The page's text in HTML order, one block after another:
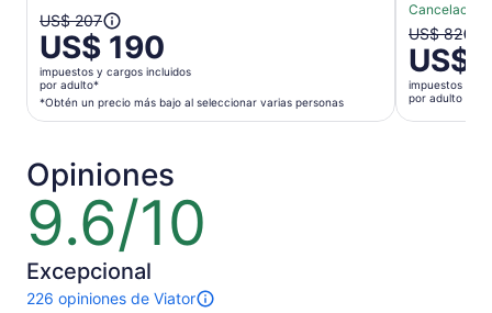
El
precio
anterior
era
US$ 207
actual
es
US$ 190
por
adulto*
*Obtén
un
US$ 207
US$ 190
impuestos y cargos incluidos
por adulto*
*Obtén un precio más bajo al seleccionar varias personas
Cancelación
El
precio
anterior
era
US$ 82
US$ 82
US$
impuestos y
por adulto
Opiniones
9.6/10
9.6
de
10
Excepcional
226 opiniones de Viator
226